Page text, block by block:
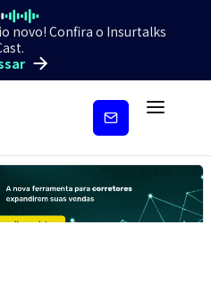
novo! Confira o Insurtalks
Inscreva-